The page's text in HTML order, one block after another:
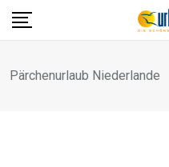
Skip
Pärchenurlaub Niederlande